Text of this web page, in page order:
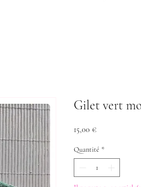
Gilet vert
15,00 €Prix
Quantité *